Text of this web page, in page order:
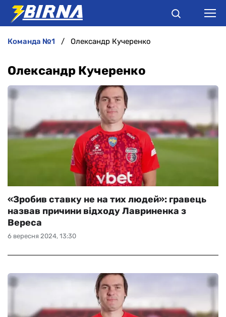
РІЗНЕ
команда №1 Олександр Кучеренко
Олександр Кучеренко
6 вересня 2024, 13:30
«Зробив ставку не на тих людей»: гравець
назвав причини відходу Лавриненка з
Вереса